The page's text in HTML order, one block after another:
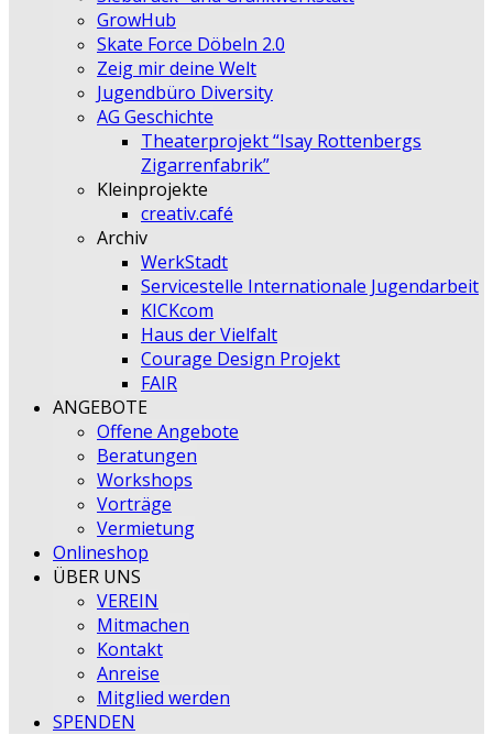
GrowHub
Skate Force Döbeln 2.0
Zeig mir deine Welt
Jugendbüro Diversity
AG Geschichte
Theaterprojekt “Isay Rottenbergs
Zigarrenfabrik”
Kleinprojekte
creativ.café
Archiv
WerkStadt
Servicestelle Internationale Jugendarbeit
KICKcom
Haus der Vielfalt
Courage Design Projekt
FAIR
ANGEBOTE
Offene Angebote
Beratungen
Workshops
Vorträge
Vermietung
Onlineshop
ÜBER UNS
VEREIN
Mitmachen
Kontakt
Anreise
Mitglied werden
SPENDEN